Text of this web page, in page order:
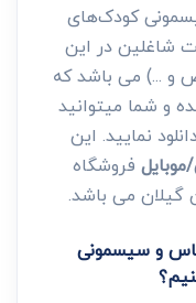
کودک‌های
شاغلین در این
...) می باشد که
و شما میتوانید
نمایید. این
فروشگاه
می باشد.
و سیسمونی